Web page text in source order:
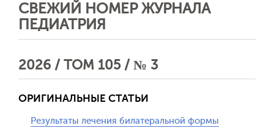
СВЕЖИЙ НОМЕР ЖУРНАЛА
ПЕДИАТРИЯ
2026 / ТОМ 105 / № 3
ОРИГИНАЛЬНЫЕ СТАТЬИ
Результаты лечения билатеральной формы